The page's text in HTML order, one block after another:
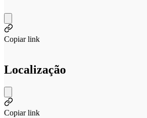
Copiar link
Localização
Copiar link